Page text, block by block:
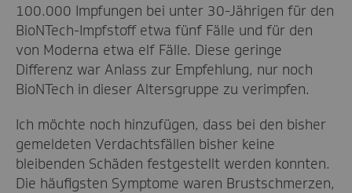
100.000 Impfungen bei unter 30-Jährigen für den
BioNTech-Impfstoff etwa fünf Fälle und für den
von Moderna etwa elf Fälle. Diese geringe
Differenz war Anlass zur Empfehlung, nur noch
BioNTech in dieser Altersgruppe zu verimpfen.
Ich möchte noch hinzufügen, dass bei den bisher
gemeldeten Verdachtsfällen bisher keine
bleibenden Schäden festgestellt werden konnten.
Die häufigsten Symptome waren Brustschmerzen,